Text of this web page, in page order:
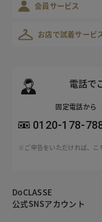
会員サービス
お店で試着サービ
電話で
固定電話から
0120-178-
※ご申告をいただければ、こ
DoCLASSE
公式SNSアカウント